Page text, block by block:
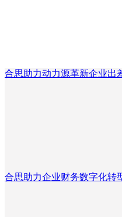
合思助力动力源革新企业出
合思助力企业财务数字化转